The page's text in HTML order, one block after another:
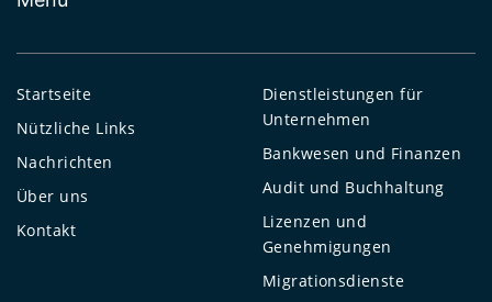
Startseite
Nützliche Links
Nachrichten
Über uns
Kontakt
Dienstleistungen für
Unternehmen
Bankwesen und Finanzen
Audit und Buchhaltung
Lizenzen und
Genehmigungen
Migrationsdienste